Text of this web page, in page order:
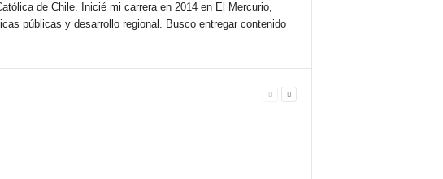
de Chile. Inicié mi carrera en 2014 en El Mercurio,
públicas y desarrollo regional. Busco entregar contenido